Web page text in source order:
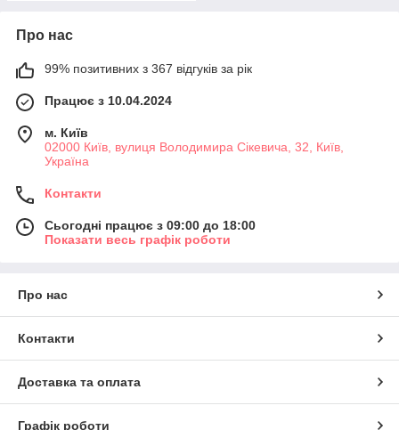
Про нас
99% позитивних з 367 відгуків за рік
Працює з 10.04.2024
м. Київ
02000 Київ, вулиця Володимира Сікевича, 32, Київ,
Україна
Контакти
Сьогодні працює з 09:00 до 18:00
Показати весь графік роботи
Про нас
Контакти
Доставка та оплата
Графік роботи